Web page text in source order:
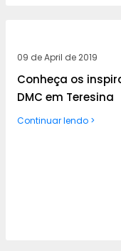
09 de April de 2019
Conheça os
DMC em Teresina
Continuar lendo >